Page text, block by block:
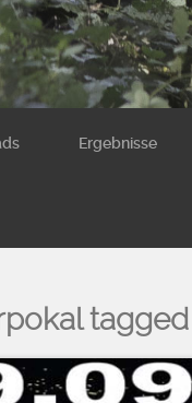
Ergebnisse